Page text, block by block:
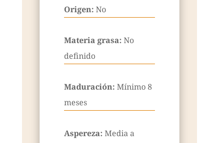
Origen: No
Materia grasa: No
definido
Maduración: Mínimo 8
meses
Aspereza: Media a